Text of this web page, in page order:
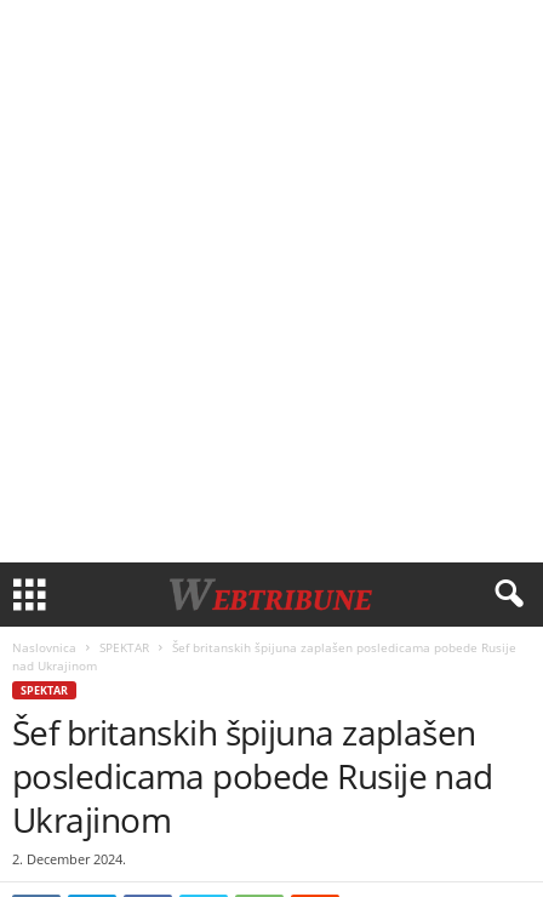
Naslovnica SPEKTAR
Šef britanskih špijuna zaplašen posledicama pobede Rusije
nad Ukrajinom
SPEKTAR
Šef britanskih špijuna zaplašen
posledicama pobede Rusije nad
Ukrajinom
2. December 2024.